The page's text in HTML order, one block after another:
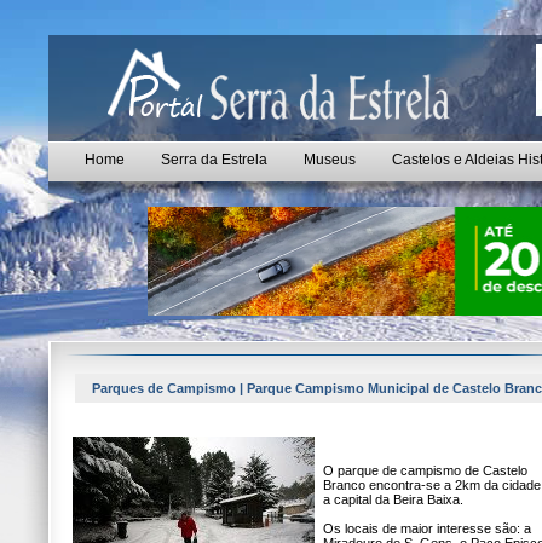
Home Serra da Estrela Museus Castelos e Aldeias
Parques de Campismo | Parque Campismo Municipal de Castelo
O parque de campismo de Castelo
Branco encontra-se a 2km da
a capital da Beira Baixa.
Os locais de maior interesse são: a